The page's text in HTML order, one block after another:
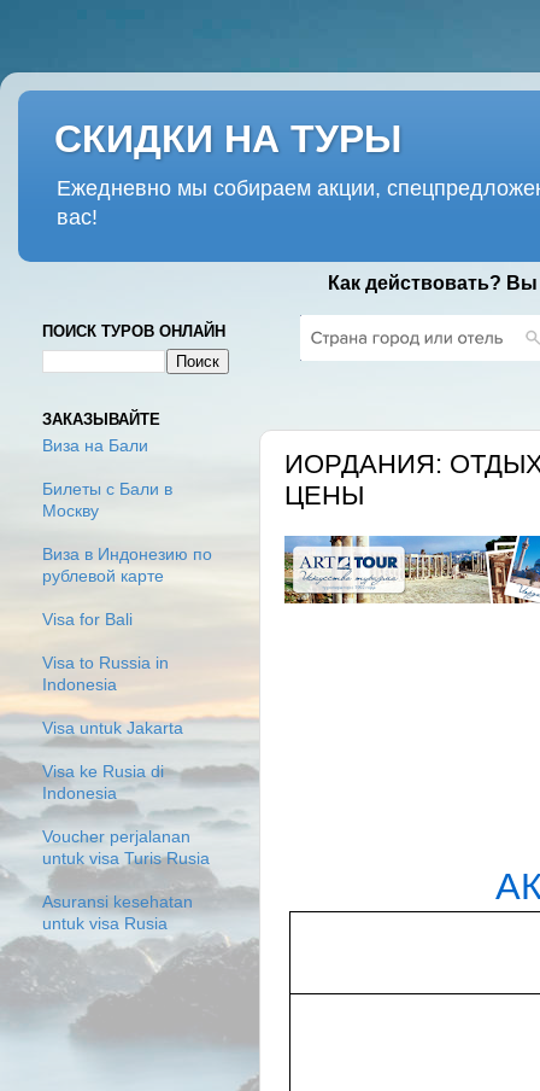
СКИДКИ НА ТУРЫ
Ежедневно мы собираем акции,
вас!
Как действовать?
ИОРДАНИЯ:
ЦЕНЫ
ПОИСК ТУРОВ ОНЛАЙН
ЗАКАЗЫВАЙТЕ
Виза на Бали
Билеты с Бали в
Москву
Виза в Индонезию по
рублевой карте
Visa for Bali
Visa to Russia in
Indonesia
Visa untuk Jakarta
Visa ke Rusia di
Indonesia
Voucher perjalanan
untuk visa Turis Rusia
Asuransi kesehatan
untuk visa Rusia